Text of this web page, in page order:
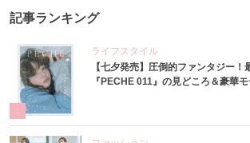
記事ランキング
ライフスタイル
【七夕発売】圧倒的ファンタジー！
『PECHE 011』の見どころ＆豪華